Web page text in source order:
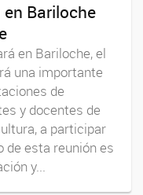
Bariloche
en Bariloche, el
una importante
de
y docentes de
a participar
de esta reunión es
y...